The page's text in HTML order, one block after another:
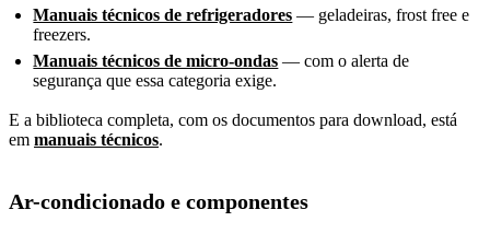
Manuais técnicos de refrigeradores — geladeiras, frost free e
freezers.
Manuais técnicos de micro-ondas — com o alerta de
segurança que essa categoria exige.
E a biblioteca completa, com os documentos para download, está
em manuais técnicos.
Ar-condicionado e componentes